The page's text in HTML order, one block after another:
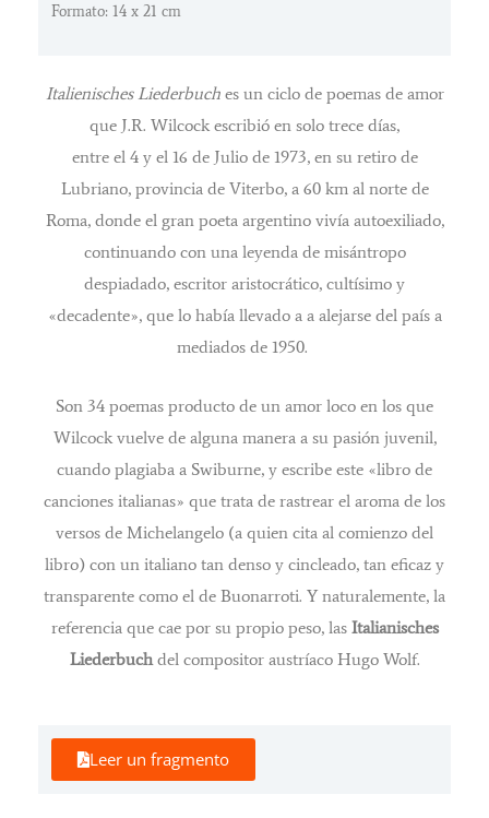
Formato: 14 x 21 cm
Italienisches Liederbuch es un ciclo de poemas de amor
que J.R. Wilcock escribió en solo trece días,
entre el 4 y el 16 de Julio de 1973, en su retiro de
Lubriano, provincia de Viterbo, a 60 km al norte de
Roma, donde el gran poeta argentino vivía autoexiliado,
continuando con una leyenda de misántropo
despiadado, escritor aristocrático, cultísimo y
«decadente», que lo había llevado a a alejarse del país a
mediados de 1950.
Son 34 poemas producto de un amor loco en los que
Wilcock vuelve de alguna manera a su pasión juvenil,
cuando plagiaba a Swiburne, y escribe este «libro de
canciones italianas» que trata de rastrear el aroma de los
versos de Michelangelo (a quien cita al comienzo del
libro) con un italiano tan denso y cincleado, tan eficaz y
transparente como el de Buonarroti. Y naturalemente, la
referencia que cae por su propio peso, las Italianisches
Liederbuchdel compositor austríaco Hugo Wolf.
Leer un fragmento